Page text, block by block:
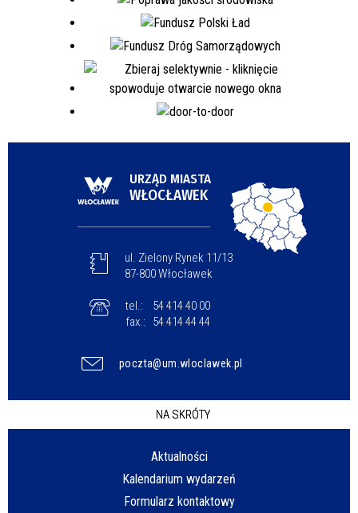
URZĄD MIASTA
WŁOCŁAWEK
ul. Zielony Rynek 11/13
87-800 Włocławek
tel.:
54 414 40 00
fax.:
54 414 44 44
poczta@um.wloclawek.pl
NA SKRÓTY
Aktualności
Kalendarium wydarzeń
Formularz kontaktowy